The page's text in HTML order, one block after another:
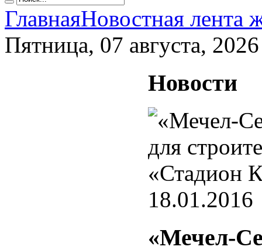
ГлавнаяНовостная лента
Пятница, 07 августа, 2026
Новости
18.01.2016
«Мечел-